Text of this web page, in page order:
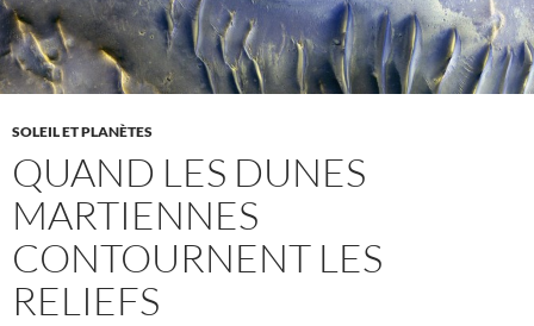
SOLEIL ET PLANÈTES
QUAND LES DUNES
MARTIENNES
CONTOURNENT LES
RELIEFS